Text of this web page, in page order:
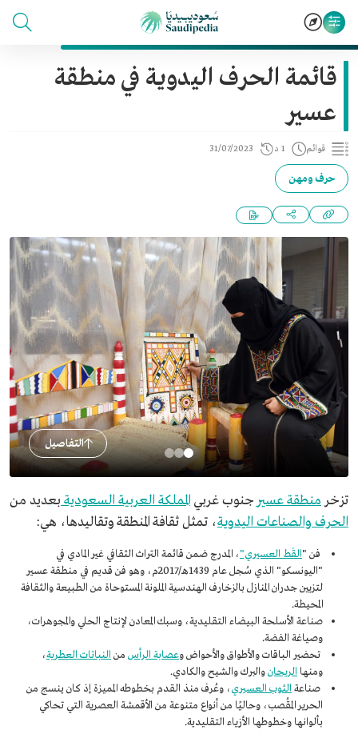
قائمة الحرف اليدوية في منطقة
عسير
قوائم 1 د 31/07/2023
حرف ومهن
التفاصيل
تزخر منطقة عسير جنوب غربي المملكة العربية السعودية بعديد من
الحرف والصناعات اليدوية، تمثل ثقافة المنطقة وتقاليدها، هي:
فن "القَط العسيري"، المدرج ضمن قائمة التراث الثقافي غير المادي في
"اليونسكو" الذي سُجل عام 1439هـ/2017م، وهو فن قديم في منطقة عسير
لتزيين جدران المنازل بالزخارف الهندسية الملونة المستوحاة من الطبيعة والثقافة
المحيطة.
صناعة الأسلحة البيضاء التقليدية، وسبك المعادن لإنتاج الحلي والمجوهرات،
وصياغة الفضة.
تحضير الباقات والأطواق والأحواض وعصابة الرأس من النباتات العطرية،
ومنها الريحانوالبرك والشيح والكادي.
صناعة الثوب العسيري، وعُرف منذ القدم بخطوطه المميزة إذ كان ينسج من
الحرير المقُصب، وحاليًا من أنواع متنوعة من الأقمشة العصرية التي تحاكي
بألوانها وخطوطها الأزياء التقليدية.